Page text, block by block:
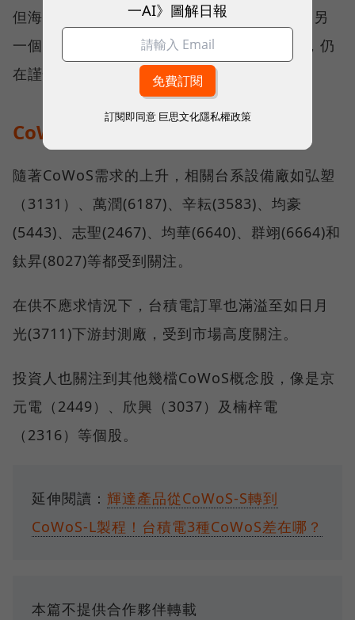
但海通指出，台積電之所以不願意擴充太快的另
一個原因，是擔心市場超額預定CoWoS產能，仍
在謹慎評估當中。
CoWos概念股有哪些？
隨著CoWoS需求的上升，相關台系設備廠如弘塑
（3131）、萬潤(6187)、辛耘(3583)、均豪
(5443)、志聖(2467)、均華(6640)、群翊(6664)和
鈦昇(8027)等都受到關注。
在供不應求情況下，台積電訂單也滿溢至如日月
光(3711)下游封測廠，受到市場高度關注。
投資人也關注到其他幾檔CoWoS概念股，像是京
元電（2449）、欣興（3037）及楠梓電
（2316）等個股。
延伸閱讀： 輝達產品從CoWoS-S轉到
CoWoS-L製程！台積電3種CoWoS差在哪？
本篇不提供合作夥伴轉載
一AI》圖解日報
訂閱即同意 巨思文化隱私權政策